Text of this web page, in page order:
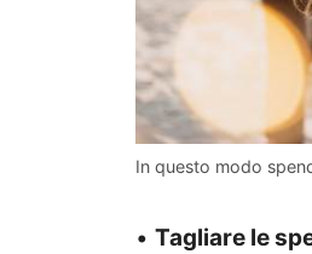
In questo modo
• Tagliare le